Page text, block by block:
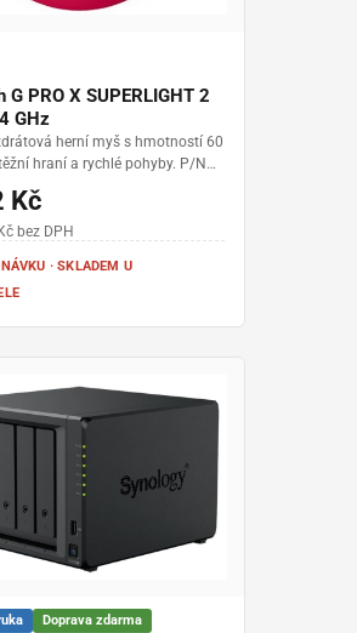
G PRO X SUPERLIGHT 2
GHz
herní myš s hmotností 60
hraní a rychlé pohyby. P/N
• frekvence dotazování až
spínače LIGHTFORCE •
s POWERPLAY
Kč
bez DPH
· SKLADEM U
Doprava zdarma